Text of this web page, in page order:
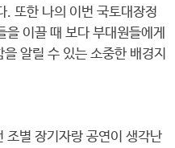
. 또한 나의 이번 국토대장정
이끌 때 보다 부대원들에게
알릴 수 있는 소중한 배경지
조별 장기자랑 공연이 생각난